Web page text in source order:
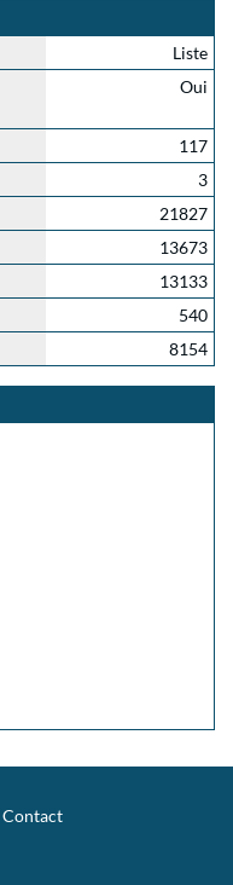
Liste
Oui
117
3
21827
13673
13133
540
8154
Contact